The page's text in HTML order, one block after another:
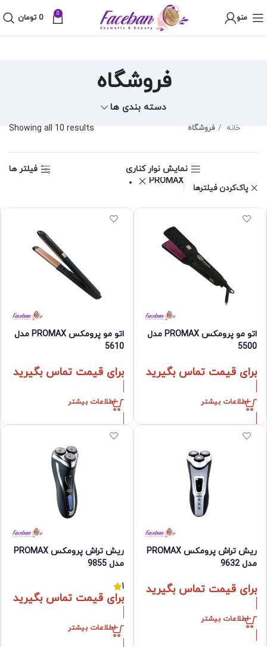
منو 0
0 تومان
فروشگاه
دسته بندی ها
خانه فروشگاه Showing all 10 results
نمایش نوار کناری
فیلتر ها
پاک‌کردن فیلترها
PROMAX
اتو مو پرومکس PROMAX مدل
5500
برای قیمت تماس بگیرید
اطلاعات بیشتر
اتو مو پرومکس PROMAX مدل
5610
برای قیمت تماس بگیرید
اطلاعات بیشتر
ریش تراش پرومکس PROMAX
مدل 9632
برای قیمت تماس بگیرید
اطلاعات بیشتر
ریش تراش پرومکس PROMAX
مدل 9855
1
برای قیمت تماس بگیرید
اطلاعات بیشتر